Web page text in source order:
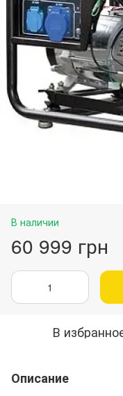
В наличии
60 999 грн
В
Описание